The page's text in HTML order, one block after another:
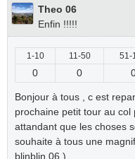
Theo 06
Enfin !!!!!
1-10 11-50 51-
0 0
Bonjour à tous , c est
prochaine petit tour au
attandant que les choses
souhaite à tous une
blinblin 06 )